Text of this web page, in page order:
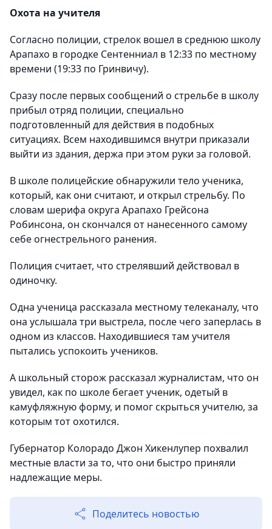
Охота на учителя
Согласно полиции, стрелок вошел в среднюю школу
Арапахо в городке Сентенниал в 12:33 по местному
времени (19:33 по Гринвичу).
Сразу после первых сообщений о стрельбе в школу
прибыл отряд полиции, специально
подготовленный для действия в подобных
ситуациях. Всем находившимся внутри приказали
выйти из здания, держа при этом руки за головой.
В школе полицейские обнаружили тело ученика,
который, как они считают, и открыл стрельбу. По
словам шерифа округа Арапахо Грейсона
Робинсона, он скончался от нанесенного самому
себе огнестрельного ранения.
Полиция считает, что стрелявший действовал в
одиночку.
Одна ученица рассказала местному телеканалу, что
она услышала три выстрела, после чего заперлась в
одном из классов. Находившиеся там учителя
пытались успокоить учеников.
А школьный сторож рассказал журналистам, что он
увидел, как по школе бегает ученик, одетый в
камуфляжную форму, и помог скрыться учителю, за
которым тот охотился.
Губернатор Колорадо Джон Хикенлупер похвалил
местные власти за то, что они быстро приняли
надлежащие меры.
Поделитесь новостью